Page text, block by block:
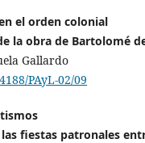
el orden colonial
la obra de Bartolomé
Gallardo
PAyL-02/09
fiestas patronales